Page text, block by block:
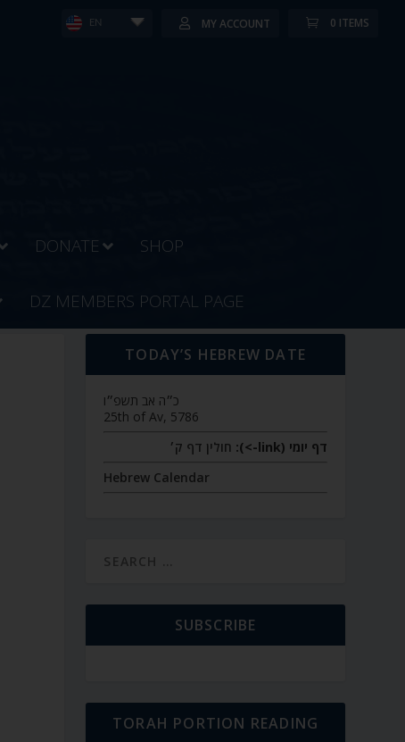
EN MY ACCOUNT 0 ITEMS
DONATE SHOP
DZ MEMBERS PORTAL PAGE
TODAY’S HEBREW DATE
כ״ה אב תשפ״ו
25th of Av, 5786
דף יומי (link->):
חולין דף ק׳
Hebrew Calendar
SUBSCRIBE
TORAH PORTION READING